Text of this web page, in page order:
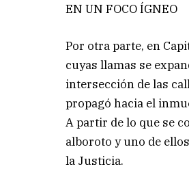
EN UN FOCO ÍGNEO
Por otra parte, en
cuyas llamas se
intersección de las
propagó hacia el
A partir de lo que se
alboroto y uno de
la Justicia.